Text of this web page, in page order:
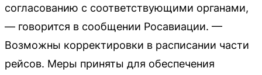
согласованию с соответствующими органами,
— говорится в сообщении Росавиации. —
Возможны корректировки в расписании части
рейсов. Меры приняты для обеспечения